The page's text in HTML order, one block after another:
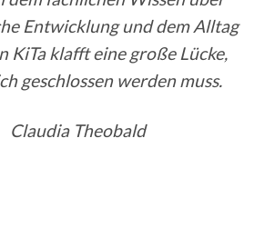
Entwicklung und dem Alltag
KiTa klafft eine große Lücke,
geschlossen werden muss.
Claudia Theobald